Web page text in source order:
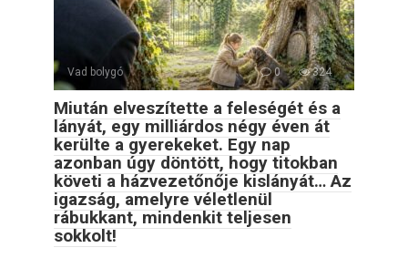
Vad bolygó 0 324
Miután elveszítette a feleségét és a
lányát, egy milliárdos négy éven át
kerülte a gyerekeket. Egy nap
azonban úgy döntött, hogy titokban
követi a házvezetőnője kislányát… Az
igazság, amelyre véletlenül
rábukkant, mindenkit teljesen
sokkolt!